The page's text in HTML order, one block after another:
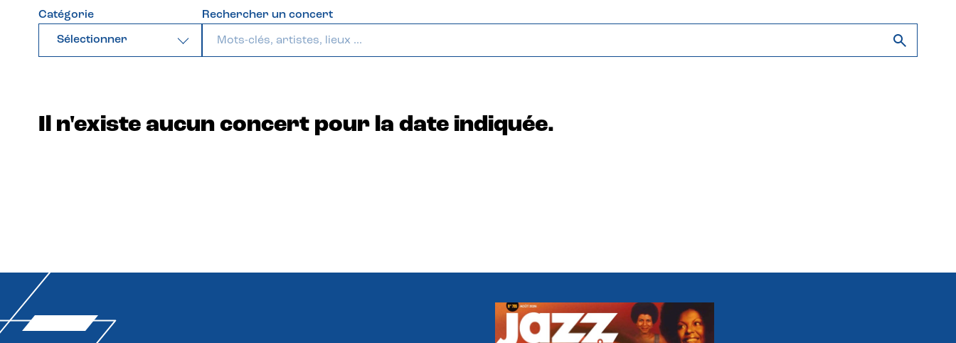
Catégorie
Sélectionner
Rechercher un concert
Il n'existe aucun concert pour la date indiquée.